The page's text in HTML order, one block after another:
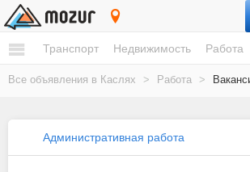
Транспорт Недвижимость Работа
Все объявления в Каслях > Работа >
Административная работа